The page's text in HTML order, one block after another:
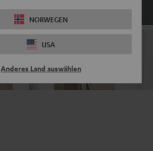
NORWEGEN
USA
Anderes Land auswählen